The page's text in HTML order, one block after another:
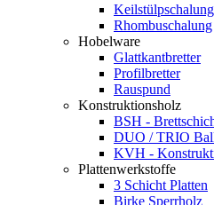
Keilstülpschalung
Rhombuschalung
Hobelware
Glattkantbretter
Profilbretter
Rauspund
Konstruktionsholz
BSH -
DUO / TRIO
KVH -
Plattenwerkstoffe
3 Schicht Platten
Birke Sperrholz